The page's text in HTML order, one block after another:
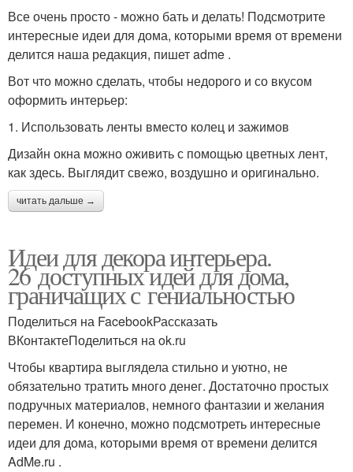
Все очень просто - можно бать и делать! Подсмотрите
интересные идеи для дома, которыми время от времени
делится наша редакция, пишет adme .
Вот что можно сделать, чтобы недорого и со вкусом
оформить интерьер:
1. Использовать ленты вместо колец и зажимов
Дизайн окна можно оживить с помощью цветных лент,
как здесь. Выглядит свежо, воздушно и оригинально.
читать дальше →
Идеи для декора интерьера.
26 доступных идей для дома,
граничащих с гениальностью
Поделиться на FacebookРассказать
ВКонтактеПоделиться на ok.ru
Чтобы квартира выглядела стильно и уютно, не
обязательно тратить много денег. Достаточно простых
подручных материалов, немного фантазии и желания
перемен. И конечно, можно подсмотреть интересные
идеи для дома, которыми время от времени делится
AdMe.ru .